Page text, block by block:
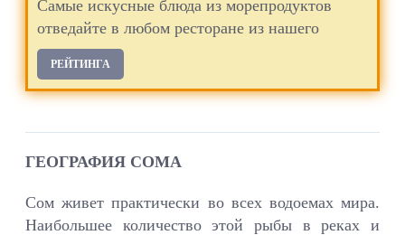
Самые искусные блюда из морепродуктов
отведайте в любом ресторане из нашего
РЕЙТИНГА
ГЕОГРАФИЯ СОМА
Сом живет практически во всех водоемах мира.
Наибольшее количество этой рыбы в реках и